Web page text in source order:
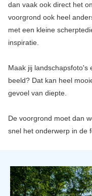
dan vaak ook direct het
voorgrond ook heel
met een kleine
inspiratie.
Maak jij landschapsfoto's
beeld? Dat kan heel
gevoel van diepte.
De voorgrond moet dan
snel het onderwerp in de